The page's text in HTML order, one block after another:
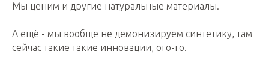
Мы ценим и другие натуральные материалы.
А ещё - мы вообще не демонизируем синтетику, там
сейчас такие такие инновации, ого-го.